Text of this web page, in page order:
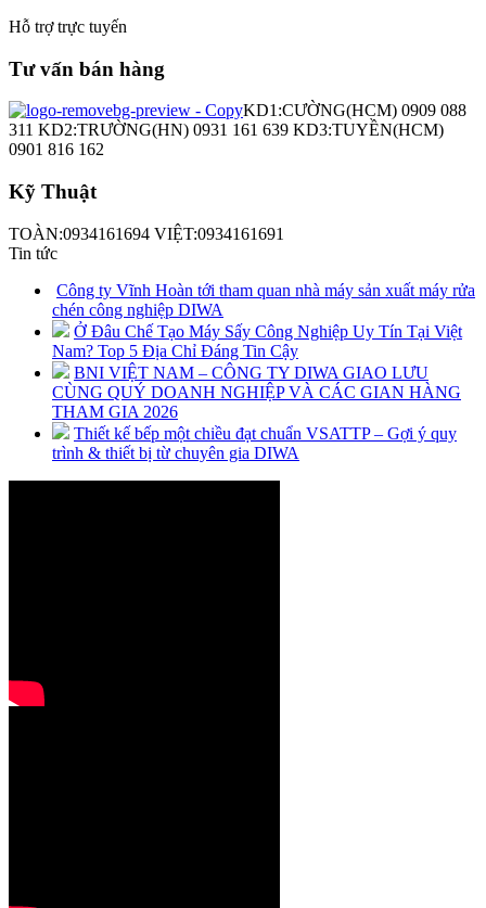
Hỗ trợ trực tuyến
Tư vấn bán hàng
KD1:CƯỜNG(HCM) 0909 088
311 KD2:TRƯỜNG(HN) 0931 161 639 KD3:TUYỀN(HCM)
0901 816 162
Kỹ Thuật
TOÀN:0934161694 VIỆT:0934161691
Tin tức
Công ty Vĩnh Hoàn tới tham quan nhà máy sản xuất máy rửa
chén công nghiệp DIWA
Ở Đâu Chế Tạo Máy Sấy Công Nghiệp Uy Tín Tại Việt
Nam? Top 5 Địa Chỉ Đáng Tin Cậy
BNI VIỆT NAM – CÔNG TY DIWA GIAO LƯU
CÙNG QUÝ DOANH NGHIỆP VÀ CÁC GIAN HÀNG
THAM GIA 2026
Thiết kế bếp một chiều đạt chuẩn VSATTP – Gợi ý quy
trình & thiết bị từ chuyên gia DIWA